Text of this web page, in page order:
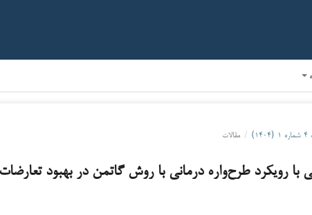
/ مقالات
با رویکرد طرح‌واره درمانی با روش گاتمن در بهبود